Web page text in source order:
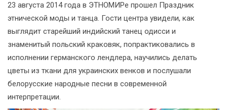
23 августа 2014 года в ЭТНОМИРе прошел Праздник
этнической моды и танца. Гости центра увидели, как
выглядит старейший индийский танец одисси и
знаменитый польский краковяк, попрактиковались в
исполнении германского лендлера, научились делать
цветы из ткани для украинских венков и послушали
белорусские народные песни в современной
интерпретации.